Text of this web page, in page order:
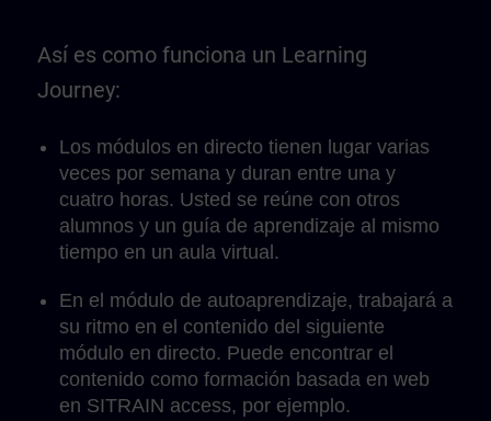
Así es como funciona un Learning
Journey:
Los módulos en directo tienen lugar varias
veces por semana y duran entre una y
cuatro horas. Usted se reúne con otros
alumnos y un guía de aprendizaje al mismo
tiempo en un aula virtual.
En el módulo de autoaprendizaje, trabajará a
su ritmo en el contenido del siguiente
módulo en directo. Puede encontrar el
contenido como formación basada en web
en SITRAIN access, por ejemplo.